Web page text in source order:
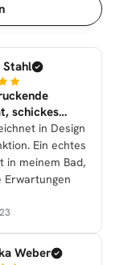
Stahl
schickes
in Design
Ein echtes
in meinem Bad,
Erwartungen
Weber